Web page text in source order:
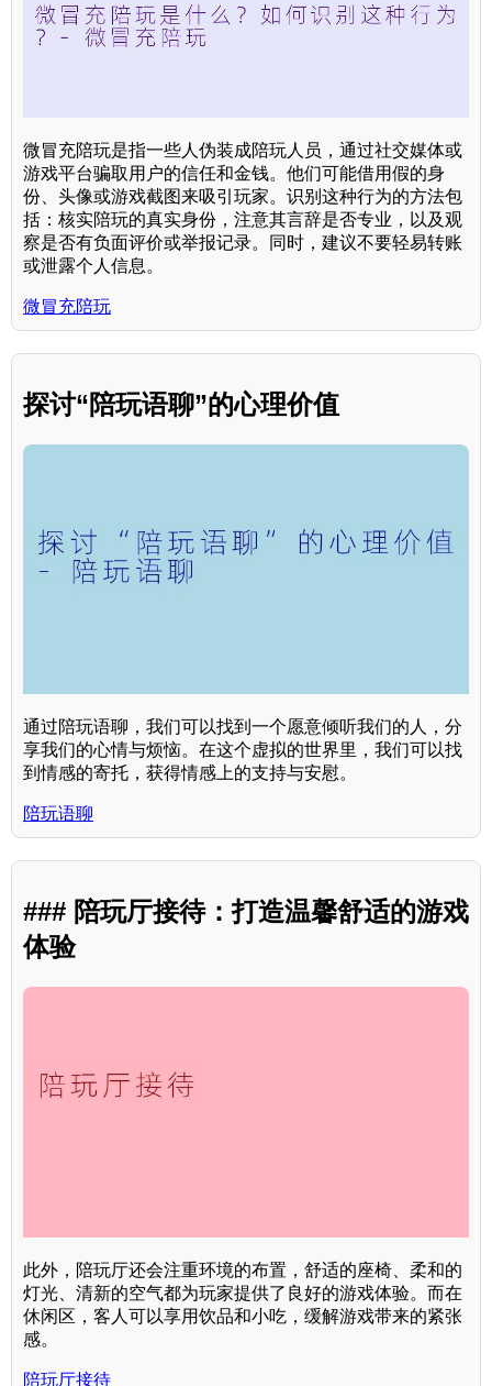
微冒充陪玩是指一些人伪装成陪玩人员，通过社交媒体或
游戏平台骗取用户的信任和金钱。他们可能借用假的身
份、头像或游戏截图来吸引玩家。识别这种行为的方法包
括：核实陪玩的真实身份，注意其言辞是否专业，以及观
察是否有负面评价或举报记录。同时，建议不要轻易转账
或泄露个人信息。
微冒充陪玩
探讨“陪玩语聊”的心理价值
通过陪玩语聊，我们可以找到一个愿意倾听我们的人，分
享我们的心情与烦恼。在这个虚拟的世界里，我们可以找
到情感的寄托，获得情感上的支持与安慰。
陪玩语聊
### 陪玩厅接待：打造温馨舒适的游戏
体验
此外，陪玩厅还会注重环境的布置，舒适的座椅、柔和的
灯光、清新的空气都为玩家提供了良好的游戏体验。而在
休闲区，客人可以享用饮品和小吃，缓解游戏带来的紧张
感。
陪玩厅接待